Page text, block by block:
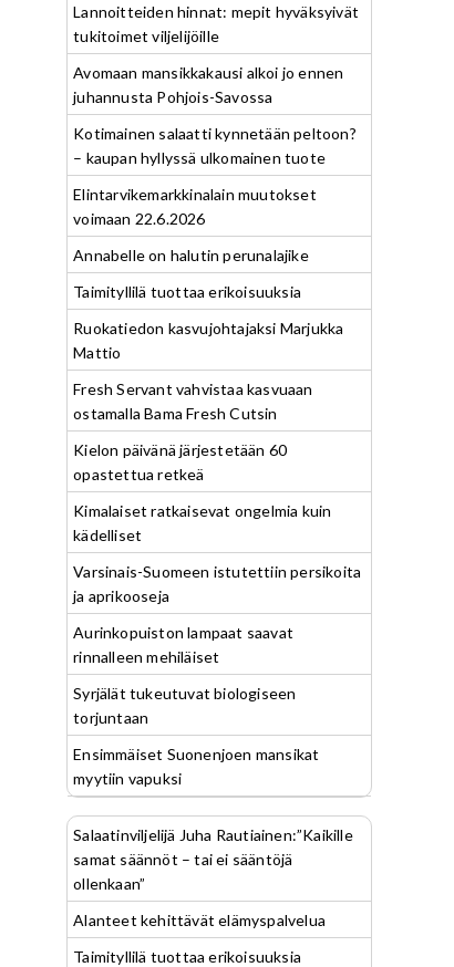
Lannoitteiden hinnat: mepit hyväksyivät
tukitoimet viljelijöille
Avomaan mansikkakausi alkoi jo ennen
juhannusta Pohjois-Savossa
Kotimainen salaatti kynnetään peltoon?
– kaupan hyllyssä ulkomainen tuote
Elintarvikemarkkinalain muutokset
voimaan 22.6.2026
Annabelle on halutin perunalajike
Taimityllilä tuottaa erikoisuuksia
Ruokatiedon kasvujohtajaksi Marjukka
Mattio
Fresh Servant vahvistaa kasvuaan
ostamalla Bama Fresh Cutsin
Kielon päivänä järjestetään 60
opastettua retkeä
Kimalaiset ratkaisevat ongelmia kuin
kädelliset
Varsinais-Suomeen istutettiin persikoita
ja aprikooseja
Aurinkopuiston lampaat saavat
rinnalleen mehiläiset
Syrjälät tukeutuvat biologiseen
torjuntaan
Ensimmäiset Suonenjoen mansikat
myytiin vapuksi
Salaatinviljelijä Juha Rautiainen:”Kaikille
samat säännöt – tai ei sääntöjä
ollenkaan”
Alanteet kehittävät elämyspalvelua
Taimityllilä tuottaa erikoisuuksia